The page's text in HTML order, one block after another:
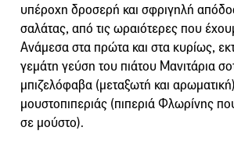
υπέροχη δροσερή και σφριγηλή
σαλάτας, από τις ωραιότερες που
Ανάμεσα στα πρώτα και στα κυρίως,
γεμάτη γεύση του πιάτου Μανιτάρια
μπιζελόφαβα (μεταξωτή και
μουστοπιπεριάς (πιπεριά Φλωρίνης
σε μούστο).